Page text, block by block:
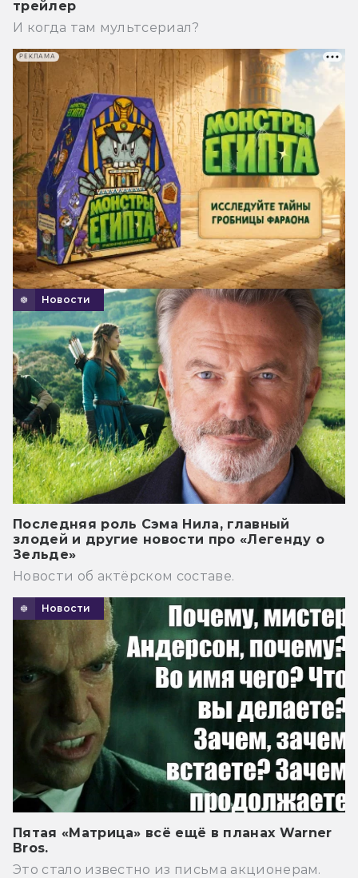
трейлер
И когда там мультсериал?
Новости
Последняя роль Сэма Нила, главный
злодей и другие новости про «Легенду о
Зельде»
Новости об актёрском составе.
Новости
Пятая «Матрица» всё ещё в планах Warner
Bros.
Это стало известно из письма акционерам.
РЕКЛАМА